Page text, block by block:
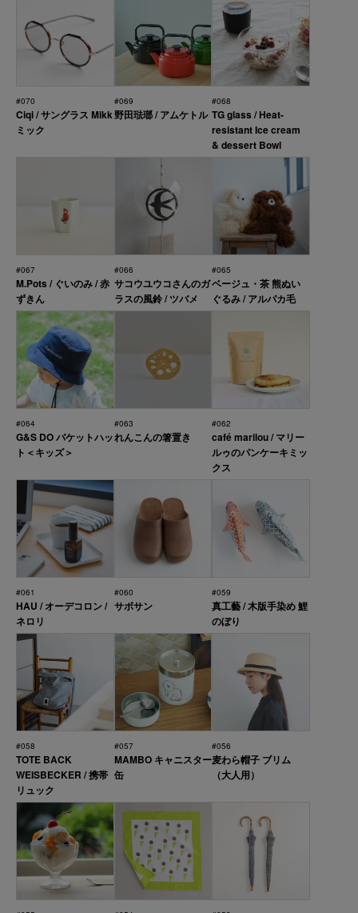
#070
Ciqi / サングラス Mikk
ミック
#069
野田琺瑯 / アムケトル
#068
TG glass / Heat-
resistant Ice cream
& dessert Bowl
#067
M.Pots / ぐいのみ / 赤
ずきん
#066
サコウユウコさんのガ
ラスの風鈴 / ツバメ
#065
ベージュ・茶 熊ぬい
ぐるみ / アルパカ毛
#064
G&S DO バケットハッ
ト＜キッズ＞
#063
れんこんの箸置き
#062
café marilou / マリー
ルゥのパンケーキミッ
クス
#061
HAU / オーデコロン /
ネロリ
#060
サボサン
#059
真工藝 / 木版手染め 鯉
のぼり
#058
TOTE BACK
WEISBECKER / 携帯
リュック
#057
MAMBO キャニスター
缶
#056
麦わら帽子 ブリム
（大人用）